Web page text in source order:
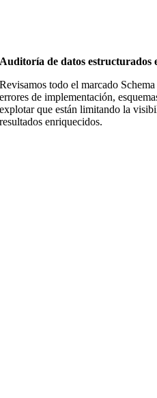
Auditoría de datos estructurados
Revisamos todo el marcado
errores de implementación,
explotar que están limitando la
resultados enriquecidos.